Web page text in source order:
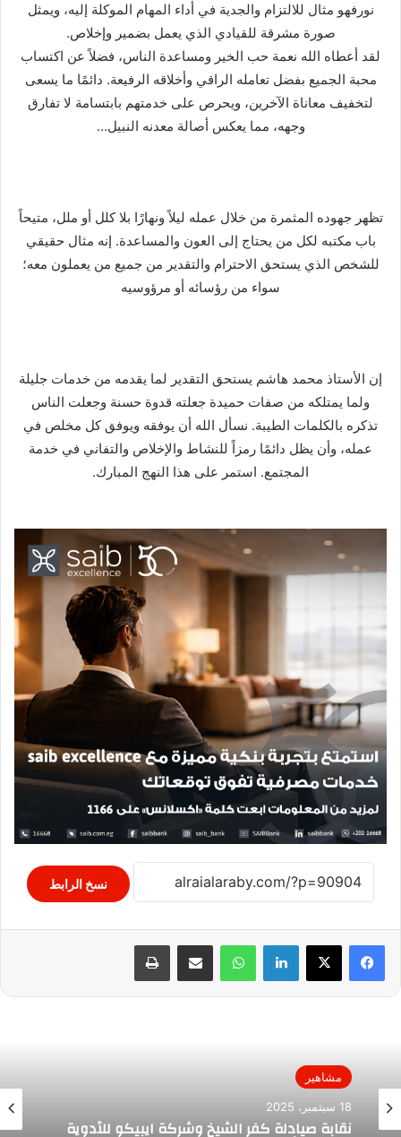
نورفهو مثال للالتزام والجدية في أداء المهام الموكلة إليه، ويمثل
صورة مشرقة للقيادي الذي يعمل بضمير وإخلاص.
لقد أعطاه الله نعمة حب الخير ومساعدة الناس، فضلاً عن اكتساب
محبة الجميع بفضل تعامله الراقي وأخلاقه الرفيعة. دائمًا ما يسعى
لتخفيف معاناة الآخرين، ويحرص على خدمتهم بابتسامة لا تفارق
وجهه، مما يعكس أصالة معدنه النبيل…
تظهر جهوده المثمرة من خلال عمله ليلاً ونهارًا بلا كلل أو ملل، متيحاً
باب مكتبه لكل من يحتاج إلى العون والمساعدة. إنه مثال حقيقي
للشخص الذي يستحق الاحترام والتقدير من جميع من يعملون معه؛
سواء من رؤسائه أو مرؤوسيه
إن الأستاذ محمد هاشم يستحق التقدير لما يقدمه من خدمات جليلة
ولما يمتلكه من صفات حميدة جعلته قدوة حسنة وجعلت الناس
تذكره بالكلمات الطيبة. نسأل الله أن يوفقه ويوفق كل مخلص في
عمله، وأن يظل دائمًا رمزاً للنشاط والإخلاص والتفاني في خدمة
المجتمع. استمر على هذا النهج المبارك.
نسخ الرابط
لينكدإن واتساب مشاركة عبر البريد طباعة
مشاهير
18 سبتمبر، 2025
نقابة صيادلة كفر الشيخ وشركة ايبيكو للأدوية